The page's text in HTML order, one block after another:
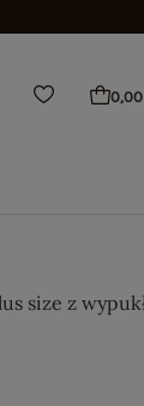
0,00
size z